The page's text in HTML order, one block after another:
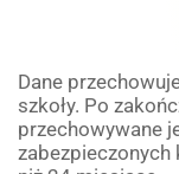
Dane
szkoły. Po
przechowywane
zabezpieczonych